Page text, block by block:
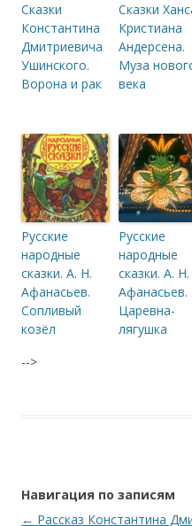
Сказки
Константина
Дмитриевича
Ушинского.
Ворона и рак
Сказки
Кристиана
Андерсена.
Муза
века
Русские
народные
сказки. А. Н.
Афанасьев.
Сопливый
козёл
Русские
народные
сказки. А. Н.
Афанасьев.
Царевна-
лягушка
-->
Навигация по записям
← Рассказ Константина